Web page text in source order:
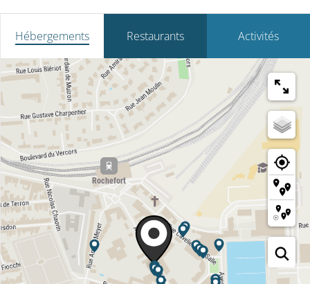
Hébergements Restaurants Activités